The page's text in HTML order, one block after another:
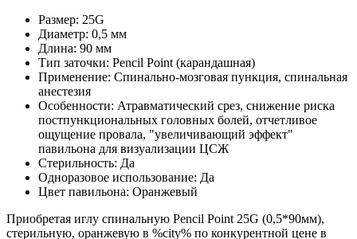
Размер: 25G
Диаметр: 0,5 мм
Длина: 90 мм
Тип заточки: Pencil Point (карандашная)
Применение: Спинально-мозговая пункция, спинальная
анестезия
Особенности: Атравматический срез, снижение риска
постпункциональных головных болей, отчетливое
ощущение провала, "увеличивающий эффект"
павильона для визуализации ЦСЖ
Стерильность: Да
Одноразовое использование: Да
Цвет павильона: Оранжевый
Приобретая иглу спинальную Pencil Point 25G (0,5*90мм),
стерильную, оранжевую в %city% по конкурентной цене в